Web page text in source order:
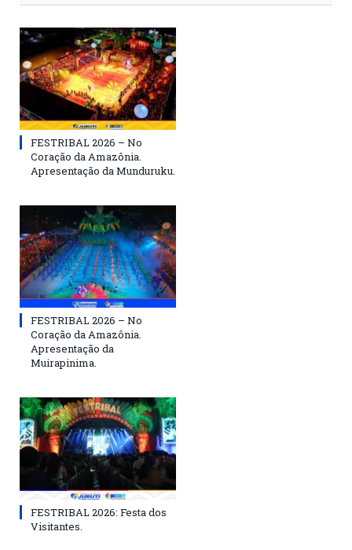
FESTRIBAL 2026 – No
Coração da Amazônia.
Apresentação da Munduruku.
FESTRIBAL 2026 – No
Coração da Amazônia.
Apresentação da
Muirapinima.
FESTRIBAL 2026: Festa dos
Visitantes.